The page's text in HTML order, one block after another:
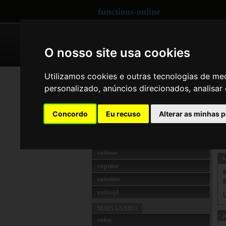
O nosso site usa cookies
Utilizamos cookies e outras tecnologias de
personalizado, anúncios direcionados,
Concordo Eu recuso Alterar as minhas
functions-online
DATE AND TIME
date
jdtounix
strftime
strptime
strtotime
unixtojd
strlen